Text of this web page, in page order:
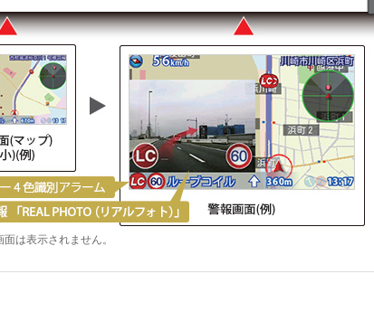
は表示されません。